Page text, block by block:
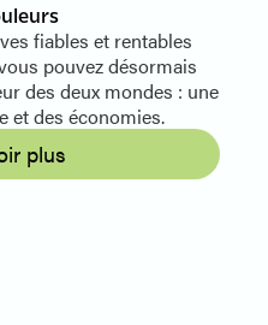
fiables et rentables
pouvez désormais
des deux mondes : une
et des économies.
plus